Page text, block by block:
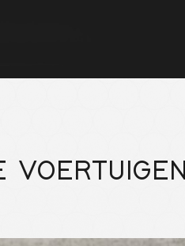
VOERTUIGEN